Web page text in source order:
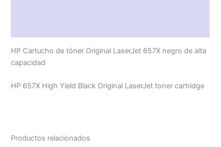
HP Cartucho de tóner Original LaserJet 657X negro de alta
capacidad
HP 657X High Yield Black Original LaserJet toner cartridge
Productos relacionados